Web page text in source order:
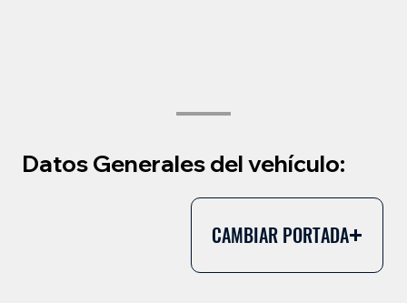
CAMBIAR PORTADA
Datos Generales del vehículo: